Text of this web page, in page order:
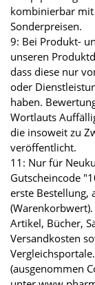
kombinierbar mit
Sonderpreisen.
9: Bei Produkt-
unseren
dass diese nur
oder
haben.
Wortlauts
die insoweit zu
veröffentlicht.
11: Nur für
Gutscheincode
erste Bestellung,
Artikel, Bücher,
Versandkosten
(ausgenommen